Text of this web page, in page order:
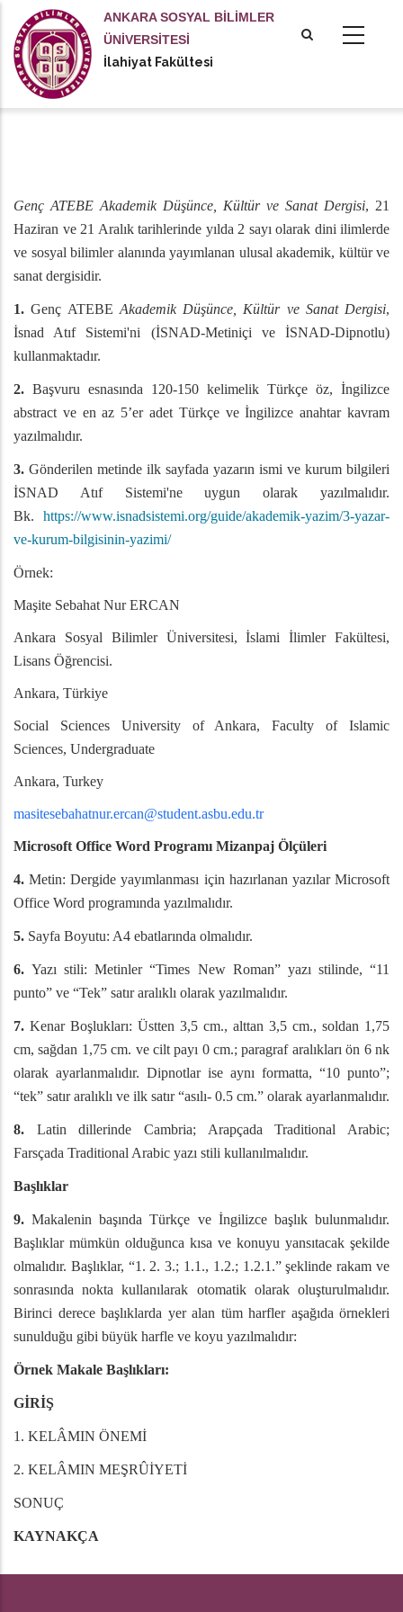
içeriğe
atla
ANKARA SOSYAL BİLİMLER
ÜNİVERSİTESİ
İlahiyat Fakültesi
Genç ATEBE Akademik Düşünce, Kültür ve Sanat Dergisi, 21
Haziran ve 21 Aralık tarihlerinde yılda 2 sayı olarak dini ilimlerde
ve sosyal bilimler alanında yayımlanan ulusal akademik, kültür ve
sanat dergisidir.
1. Genç ATEBE Akademik Düşünce, Kültür ve Sanat Dergisi,
İsnad Atıf Sistemi'ni (İSNAD-Metiniçi ve İSNAD-Dipnotlu)
kullanmaktadır.
2. Başvuru esnasında 120-150 kelimelik Türkçe öz, İngilizce
abstract ve en az 5’er adet Türkçe ve İngilizce anahtar kavram
yazılmalıdır.
3. Gönderilen metinde ilk sayfada yazarın ismi ve kurum bilgileri
İSNAD Atıf Sistemi'ne uygun olarak yazılmalıdır.
Bk. https://www.isnadsistemi.org/guide/akademik-yazim/3-yazar-
ve-kurum-bilgisinin-yazimi/
Örnek:
Maşite Sebahat Nur ERCAN
Ankara Sosyal Bilimler Üniversitesi, İslami İlimler Fakültesi,
Lisans Öğrencisi.
Ankara, Türkiye
Social Sciences University of Ankara, Faculty of Islamic
Sciences, Undergraduate
Ankara, Turkey
masitesebahatnur.ercan@student.asbu.edu.tr
Microsoft Office Word Programı Mizanpaj Ölçüleri
4. Metin: Dergide yayımlanması için hazırlanan yazılar Microsoft
Office Word programında yazılmalıdır.
5. Sayfa Boyutu: A4 ebatlarında olmalıdır.
6.Yazı stili: Metinler “Times New Roman” yazı stilinde, “11
punto” ve “Tek” satır aralıklı olarak yazılmalıdır.
7. Kenar Boşlukları: Üstten 3,5 cm., alttan 3,5 cm., soldan 1,75
cm, sağdan 1,75 cm. ve cilt payı 0 cm.; paragraf aralıkları ön 6 nk
olarak ayarlanmalıdır. Dipnotlar ise aynı formatta, “10 punto”;
“tek” satır aralıklı ve ilk satır “asılı- 0.5 cm.” olarak ayarlanmalıdır.
8. Latin dillerinde Cambria; Arapçada Traditional Arabic;
Farsçada Traditional Arabic yazı stili kullanılmalıdır.
Başlıklar
9. Makalenin başında Türkçe ve İngilizce başlık bulunmalıdır.
Başlıklar mümkün olduğunca kısa ve konuyu yansıtacak şekilde
olmalıdır. Başlıklar, “1. 2. 3.; 1.1., 1.2.; 1.2.1.” şeklinde rakam ve
sonrasında nokta kullanılarak otomatik olarak oluşturulmalıdır.
Birinci derece başlıklarda yer alan tüm harfler aşağıda örnekleri
sunulduğu gibi büyük harfle ve koyu yazılmalıdır:
Örnek Makale Başlıkları:
GİRİŞ
1. KELÂMIN ÖNEMİ
2. KELÂMIN MEŞRÛİYETİ
SONUÇ
KAYNAKÇA